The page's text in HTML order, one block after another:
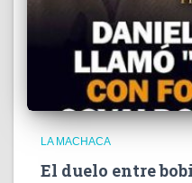
LA MACHACA
El duelo entre